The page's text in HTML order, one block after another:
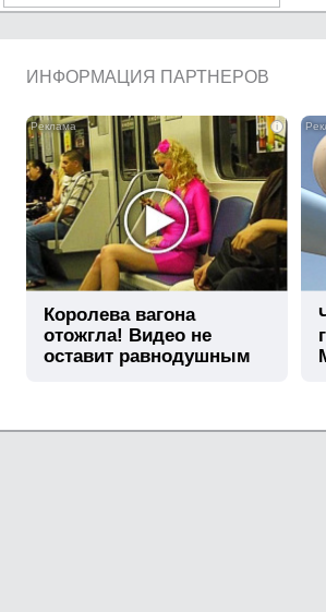
ИНФОРМАЦИЯ ПАРТНЕРОВ
i
Королева вагона
отожгла! Видео не
оставит равнодушным